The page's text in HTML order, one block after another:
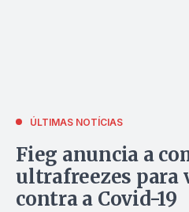
ÚLTIMAS NOTÍCIAS
Fieg anuncia a
ultrafreezes para
contra a Covid-19